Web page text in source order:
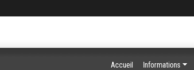
Accueil Informations